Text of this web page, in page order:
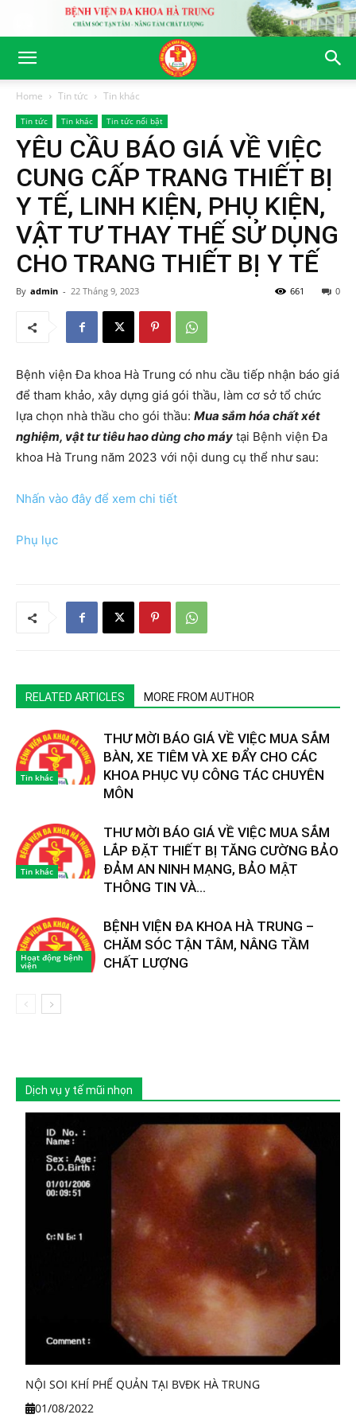
Home Tin tức Tin khác
Tin tức Tin khác Tin tức nổi bật
YÊU CẦU BÁO GIÁ VỀ VIỆC
CUNG CẤP TRANG THIẾT BỊ
Y TẾ, LINH KIỆN, PHỤ KIỆN,
VẬT TƯ THAY THẾ SỬ DỤNG
CHO TRANG THIẾT BỊ Y TẾ
By admin - 22 Tháng 9, 2023 0
661
Bệnh viện Đa khoa Hà Trung có nhu cầu tiếp nhận báo giá
để tham khảo, xây dựng giá gói thầu, làm cơ sở tổ chức
lựa chọn nhà thầu cho gói thầu: Mua sắm hóa chất xét
nghiệm, vật tư tiêu hao dùng cho máy tại Bệnh viện Đa
khoa Hà Trung năm 2023 với nội dung cụ thể như sau:
Nhấn vào đây để xem chi tiết
Phụ lục
RELATED ARTICLES MORE FROM AUTHOR
Tin khác
THƯ MỜI BÁO GIÁ VỀ VIỆC MUA SẮM
BÀN, XE TIÊM VÀ XE ĐẨY CHO CÁC
KHOA PHỤC VỤ CÔNG TÁC CHUYÊN
MÔN
Tin khác
THƯ MỜI BÁO GIÁ VỀ VIỆC MUA SẮM
LẮP ĐẶT THIẾT BỊ TĂNG CƯỜNG BẢO
ĐẢM AN NINH MẠNG, BẢO MẬT
THÔNG TIN VÀ...
Hoạt động bệnh
viện
BỆNH VIỆN ĐA KHOA HÀ TRUNG –
CHĂM SÓC TẬN TÂM, NÂNG TẦM
CHẤT LƯỢNG
Dịch vụ y tế mũi nhọn
NỘI SOI KHÍ PHẾ QUẢN TẠI BVĐK HÀ TRUNG
01/08/2022